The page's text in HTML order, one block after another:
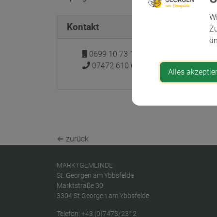
Kontakt
0699 10 73 18 94
07472 610 61
⇐ zurück
MARKTGEMEINDE
St. Georgen am Ybbsfelde
Marktstraße 30
3304 St.Georgen am Ybbsfelde
Telefon: +43 (0)7473/2312
Alles